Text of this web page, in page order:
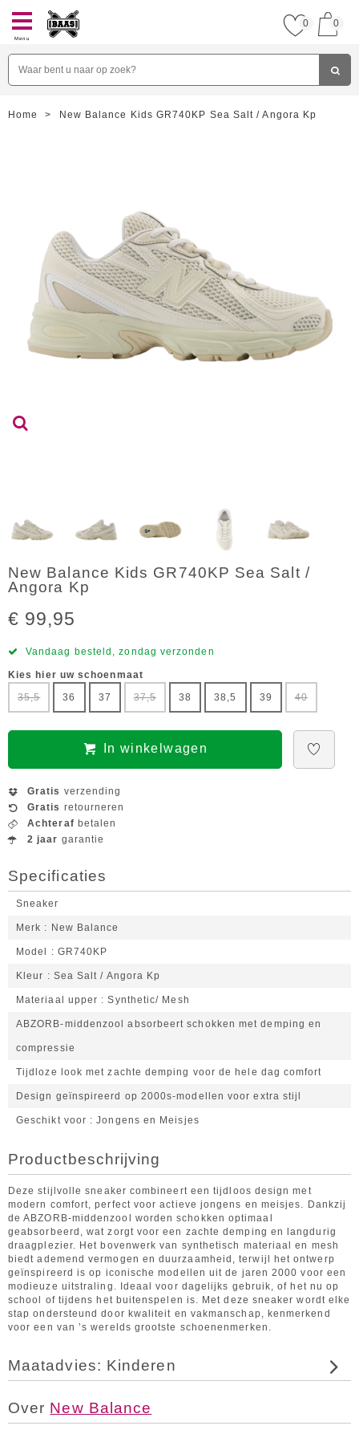
Menu
0 0
Home > New Balance Kids GR740KP Sea Salt / Angora Kp
New Balance Kids GR740KP Sea Salt /
Angora Kp
€ 99,95
Vandaag besteld, zondag verzonden
Kies hier uw schoenmaat
35,5
36 37 37,5 38 38,5 39 40
In winkelwagen
Gratis verzending
Gratis retourneren
Achteraf betalen
2 jaar garantie
Specificaties
Sneaker
Merk New Balance
Model GR740KP
Kleur Sea Salt / Angora Kp
Materiaal upper Synthetic/ Mesh
ABZORB-middenzool absorbeert schokken met demping en
compressie
Tijdloze look met zachte demping voor de hele dag comfort
Design geïnspireerd op 2000s-modellen voor extra stijl
Geschikt voor Jongens en Meisjes
Productbeschrijving
Deze stijlvolle sneaker combineert een tijdloos design met
modern comfort, perfect voor actieve jongens en meisjes. Dankzij
de ABZORB-middenzool worden schokken optimaal
geabsorbeerd, wat zorgt voor een zachte demping en langdurig
draagplezier. Het bovenwerk van synthetisch materiaal en mesh
biedt ademend vermogen en duurzaamheid, terwijl het ontwerp
geïnspireerd is op iconische modellen uit de jaren 2000 voor een
modieuze uitstraling. Ideaal voor dagelijks gebruik, of het nu op
school of tijdens het buitenspelen is. Met deze sneaker wordt elke
stap ondersteund door kwaliteit en vakmanschap, kenmerkend
voor een van ’s werelds grootste schoenenmerken.
Maatadvies: Kinderen
Over New Balance